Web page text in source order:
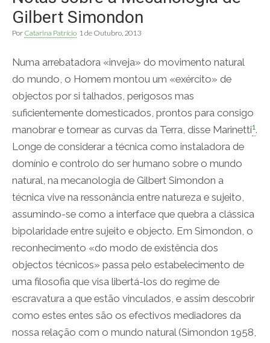
Gilbert Simondon
Por Catarina Patrício 1 de Outubro, 2013
Numa arrebatadora «inveja» do movimento natural
do mundo, o Homem montou um «exército» de
objectos por si talhados, perigosos mas
suficientemente domesticados, prontos para consigo
manobrar e tornear as curvas da Terra, disse Marinetti1.
Longe de considerar a técnica como instaladora de
domínio e controlo do ser humano sobre o mundo
natural, na mecanologia de Gilbert Simondon a
técnica vive na ressonância entre natureza e sujeito,
assumindo-se como a interface que quebra a clássica
bipolaridade entre sujeito e objecto. Em Simondon, o
reconhecimento «do modo de existência dos
objectos técnicos» passa pelo estabelecimento de
uma filosofia que visa libertá-los do regime de
escravatura a que estão vinculados, e assim descobrir
como estes entes são os efectivos mediadores da
nossa relação com o mundo natural (Simondon 1958,